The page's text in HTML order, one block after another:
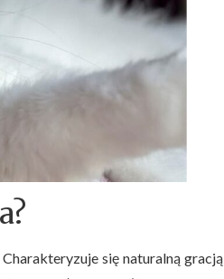
się naturalną gracją